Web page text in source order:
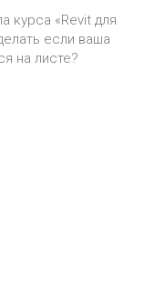
курса «Revit для
если ваша
на листе?